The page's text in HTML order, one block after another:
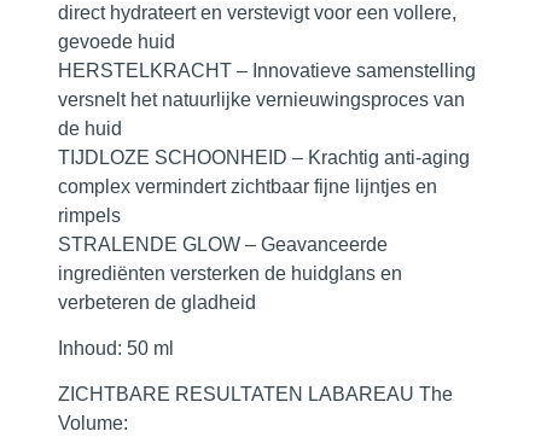
direct hydrateert en verstevigt voor een vollere,
gevoede huid
HERSTELKRACHT – Innovatieve samenstelling
versnelt het natuurlijke vernieuwingsproces van
de huid
TIJDLOZE SCHOONHEID – Krachtig anti-aging
complex vermindert zichtbaar fijne lijntjes en
rimpels
STRALENDE GLOW – Geavanceerde
ingrediënten versterken de huidglans en
verbeteren de gladheid
Inhoud: 50 ml
ZICHTBARE RESULTATEN LABAREAU The
Volume: